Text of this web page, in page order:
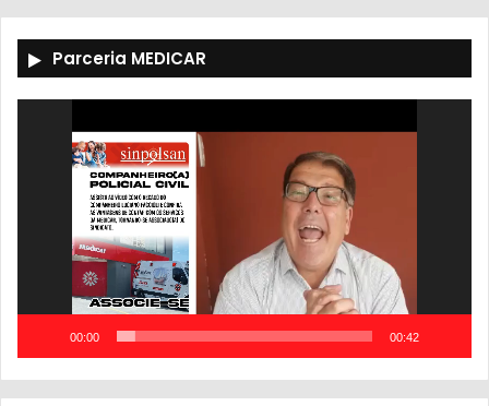
Parceria MEDICAR
00:00 00:42